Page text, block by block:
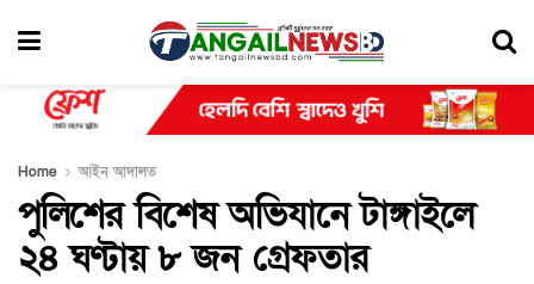
Home আইন আদালত
পুলিশের বিশেষ অভিযানে টাঙ্গাইলে
২৪ ঘণ্টায় ৮ জন গ্রেফতার